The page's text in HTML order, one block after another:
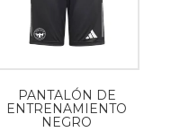
PANTALÓN DE
ENTRENAMIENTO
NEGRO